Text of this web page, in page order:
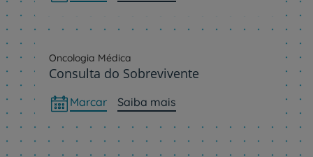
Oncologia Médica
Consulta do Sobrevivente
Marcar Saiba mais